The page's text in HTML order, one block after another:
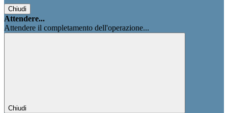
Chiudi
Attendere...
Attendere il completamento dell'operazione...
Chiudi